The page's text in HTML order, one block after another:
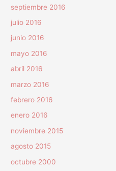
septiembre 2016
julio 2016
junio 2016
mayo 2016
abril 2016
marzo 2016
febrero 2016
enero 2016
noviembre 2015
agosto 2015
octubre 2000